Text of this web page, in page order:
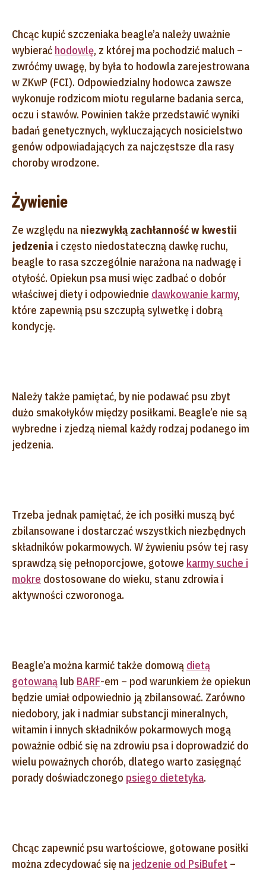
Chcąc kupić szczeniaka beagle’a należy uważnie
wybierać hodowlę, z której ma pochodzić maluch –
zwróćmy uwagę, by była to hodowla zarejestrowana
w ZKwP (FCI). Odpowiedzialny hodowca zawsze
wykonuje rodzicom miotu regularne badania serca,
oczu i stawów. Powinien także przedstawić wyniki
badań genetycznych, wykluczających nosicielstwo
genów odpowiadających za najczęstsze dla rasy
choroby wrodzone.
Żywienie
Ze względu na niezwykłą zachłanność w kwestii
jedzenia i często niedostateczną dawkę ruchu,
beagle to rasa szczególnie narażona na nadwagę i
otyłość. Opiekun psa musi więc zadbać o dobór
właściwej diety i odpowiednie dawkowanie karmy,
które zapewnią psu szczupłą sylwetkę i dobrą
kondycję.
Należy także pamiętać, by nie podawać psu zbyt
dużo smakołyków między posiłkami. Beagle’e nie są
wybredne i zjedzą niemal każdy rodzaj podanego im
jedzenia.
Trzeba jednak pamiętać, że ich posiłki muszą być
zbilansowane i dostarczać wszystkich niezbędnych
składników pokarmowych. W żywieniu psów tej rasy
sprawdzą się pełnoporcjowe, gotowe karmy suche i
mokre dostosowane do wieku, stanu zdrowia i
aktywności czworonoga.
Beagle’a można karmić także domową dietą
gotowaną lub BARF-em – pod warunkiem że opiekun
będzie umiał odpowiednio ją zbilansować. Zarówno
niedobory, jak i nadmiar substancji mineralnych,
witamin i innych składników pokarmowych mogą
poważnie odbić się na zdrowiu psa i doprowadzić do
wielu poważnych chorób, dlatego warto zasięgnąć
porady doświadczonego psiego dietetyka.
Chcąc zapewnić psu wartościowe, gotowane posiłki
można zdecydować się na jedzenie od PsiBufet –